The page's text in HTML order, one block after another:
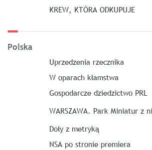
KREW, KTÓRA ODKUPUJE
Polska
Uprzedzenia rzecznika
W oparach kłamstwa
Gospodarcze dziedzictwo PRL
WARSZAWA. Park Miniatur z
Doły z metryką
NSA po stronie premiera